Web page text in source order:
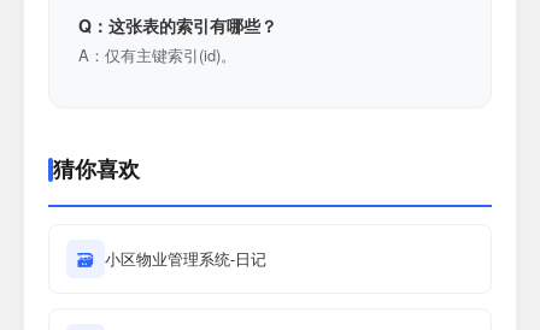
Q：这张表的索引有哪些？
A：仅有主键索引(id)。
猜你喜欢
🗃 小区物业管理系统-日记